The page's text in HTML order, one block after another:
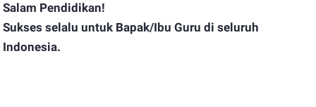
Salam Pendidikan!
Sukses selalu untuk Bapak/Ibu Guru di seluruh
Indonesia.